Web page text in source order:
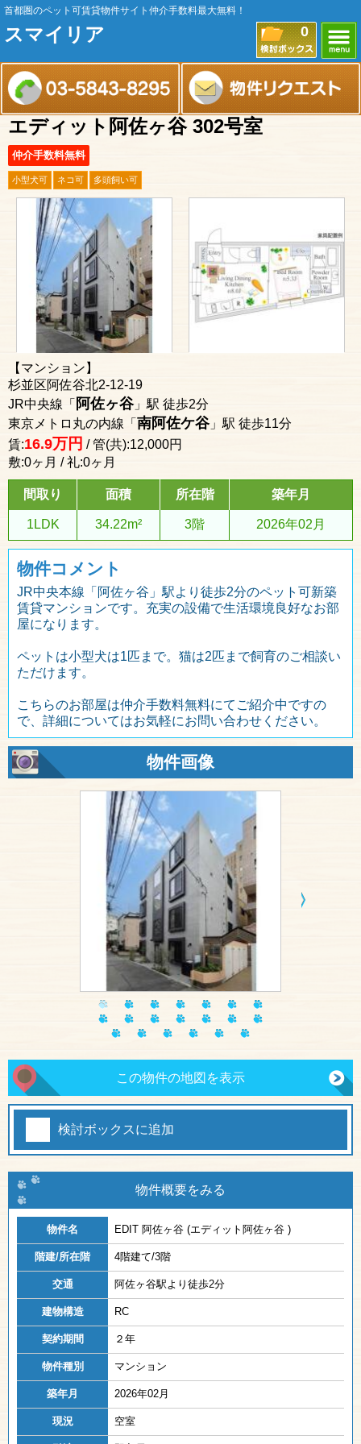
首都圏のペット可賃貸物件サイト仲介手数料最大無料！
スマイリア 0
エディット阿佐ヶ谷 302号室
仲介手数料無料
小型犬可 ネコ可 多頭飼い可
【マンション】
杉並区阿佐谷北2-12-19
JR中央線「 阿佐ヶ谷」駅 徒歩2分
東京メトロ丸の内線「 南阿佐ケ谷」駅 徒歩11分
賃:16.9万円 / 管(共):12,000円
敷:0ヶ月 / 礼:0ヶ月
間取り 面積 所在階 築年月
1LDK 34.22m² 3階 2026年02月
物件コメント
JR中央本線「阿佐ヶ谷」駅より徒歩2分のペット可新築
賃貸マンションです。充実の設備で生活環境良好なお部
屋になります。
ペットは小型犬は1匹まで。猫は2匹まで飼育のご相談い
ただけます。
こちらのお部屋は仲介手数料無料にてご紹介中ですの
で、詳細についてはお気軽にお問い合わせください。
物件画像
この物件の地図を表示
検討ボックスに追加
物件概要をみる
物件名 EDIT 阿佐ヶ谷 (エディット阿佐ヶ谷 )
階建/所在階 4階建て/3階
交通 阿佐ヶ谷駅より徒歩2分
建物構造 RC
契約期間 ２年
物件種別 マンション
築年月 2026年02月
現況 空室